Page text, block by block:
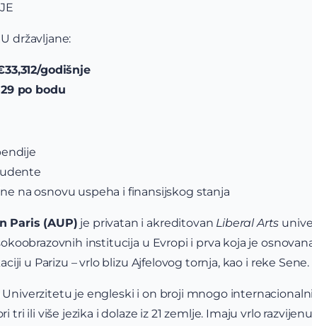
državljane:
godišnje
po bodu
na osnovu uspeha i finansijskog stanja
Paris (AUP) je privatan i akreditovan Liberal Arts
institucija u Evropi i prva koja je
u Parizu – vrlo blizu Ajfelovog tornja, kao i reke Sene.
je engleski i on broji mnogo
tri ili više jezika i dolaze iz 21 zemlje. Imaju vrlo